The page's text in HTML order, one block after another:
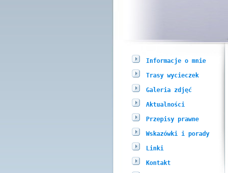
Informacje o mnie
Trasy wycieczek
Galeria zdjęć
Aktualności
Przepisy prawne
Wskazówki i porady
Linki
Kontakt